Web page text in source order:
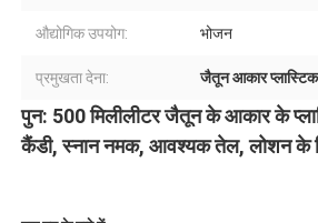
औद्योगिक उपयोग: भोजन
प्रमुखता देना: जैतून आकार प्लास्टिक
पुन: 500 मिलीलीटर जैतून के आकार के
कैंडी, स्नान नमक, आवश्यक तेल, लोशन के